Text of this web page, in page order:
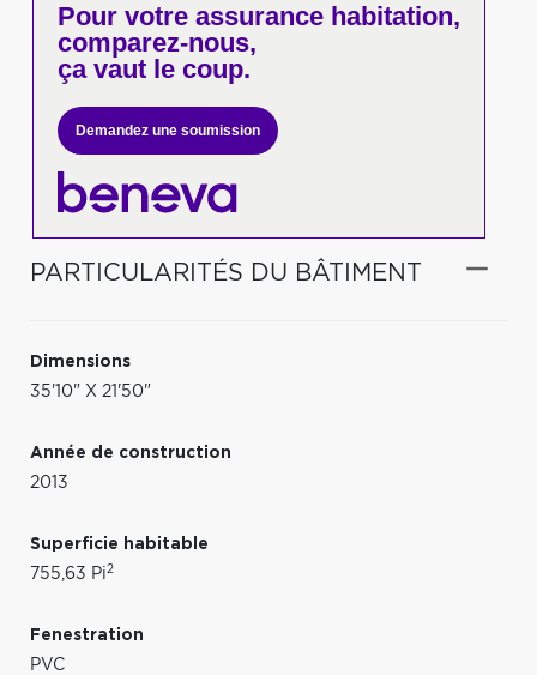
Pour votreassurance habitation,
comparez-nous,
ça vaut le coup.
Demandez une soumission
PARTICULARITÉS DU BÂTIMENT
Dimensions
35'10" X 21'50"
Année de construction
2013
Superficie habitable
755,63 Pi2
Fenestration
PVC